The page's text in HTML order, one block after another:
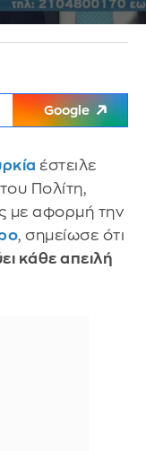
Google
έστειλε
Πολίτη,
με αφορμή την
, σημείωσε ότι
κάθε απειλή